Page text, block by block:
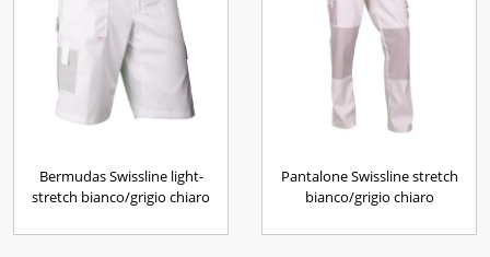
Bermudas Swissline light-
stretch bianco/grigio chiaro
Pantalone Swissline stretch
bianco/grigio chiaro